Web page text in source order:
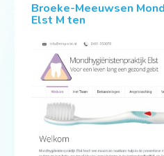
Broeke-Meeuwsen
Elst M ten